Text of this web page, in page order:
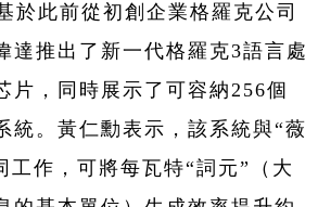
於此前從初創企業格羅克公司
達推出了新一代格羅克3語言處
片，同時展示了可容納256個
統。黃仁勳表示，該系統與“薇
工作，可將每瓦特“詞元”（大